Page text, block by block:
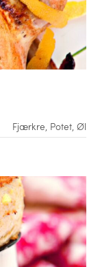
Fjærkre, Potet, Øl